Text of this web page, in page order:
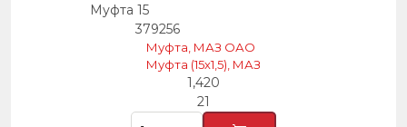
Муфта 15
379256
Муфта, МАЗ ОАО
Муфта (15х1,5), МАЗ
1,420
21